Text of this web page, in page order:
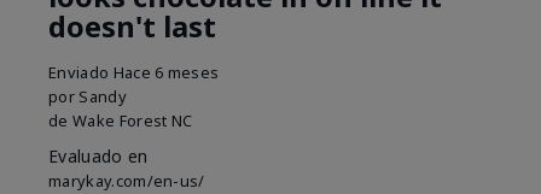
doesn't last
Enviado Hace 6 meses
por Sandy
de Wake Forest NC
Evaluado en
marykay.com/en-us/